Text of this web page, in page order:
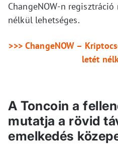
ChangeNOW-n
nélkül lehetséges.
>>> ChangeNOW –
letét
A Toncoin a
mutatja a rövid
emelkedés